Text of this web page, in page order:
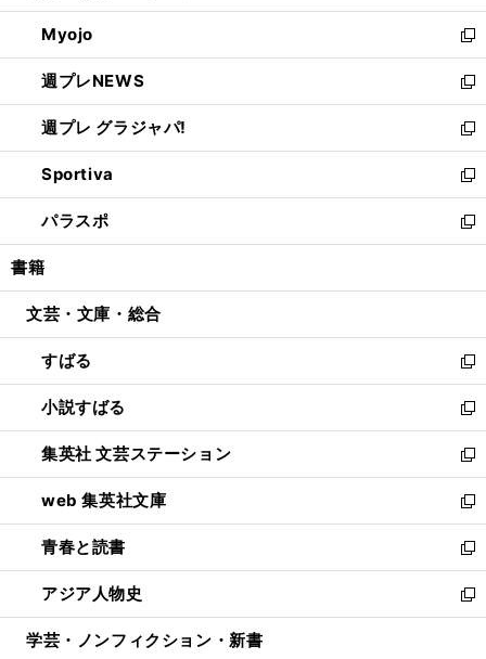
開
く
ウ
で
開
く
ン
ド
ウ
で
開
く
ウ
ィ
ン
ド
ウ
で
開
く
Myojo
新
し
い
ウ
ィ
ン
ド
ウ
で
開
週プレNEWS
新
し
い
ウ
ィ
ン
ド
ウ
開
週プレ グラジャパ!
新
し
い
ウ
ィ
ン
ウ
開
く
Sportiva
新
し
い
ウ
ン
ウ
で
開
く
パラスポ
新
し
ウ
ン
ド
ウ
で
開
く
書籍
文芸・文庫・総合
すばる
新
し
い
ウ
ィ
ン
ド
ウ
で
開
く
小説すばる
新
し
い
ウ
ィ
ン
ド
ウ
で
開
集英社 文芸ステーション
新
し
い
ウ
ィ
ン
ド
ウ
web 集英社文庫
新
し
い
ウ
ィ
ン
青春と読書
新
し
い
ウ
アジア人物史
新
し
学芸・ノンフィクション・新書